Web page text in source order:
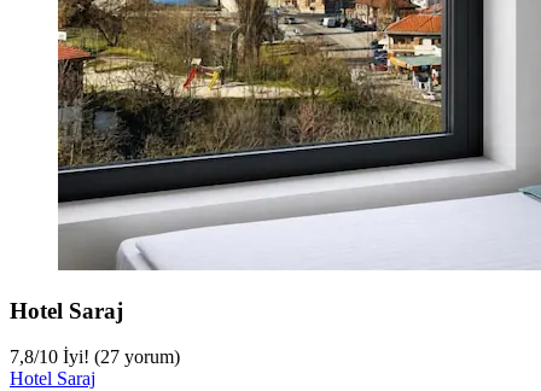
Hotel Saraj
7,8/10 İyi! (27 yorum)
Hotel Saraj